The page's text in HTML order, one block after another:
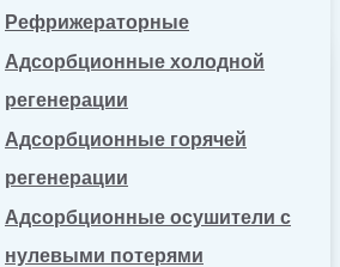
Рефрижераторные
Адсорбционные холодной
регенерации
Адсорбционные горячей
регенерации
Адсорбционные осушители с
нулевыми потерями